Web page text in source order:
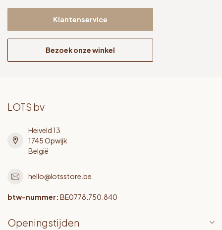
Klantenservice
Bezoek onze winkel
LOTS bv
Heiveld 13
1745 Opwijk
België
hello@lotsstore.be
btw-nummer: BE0778.750.840
Openingstijden